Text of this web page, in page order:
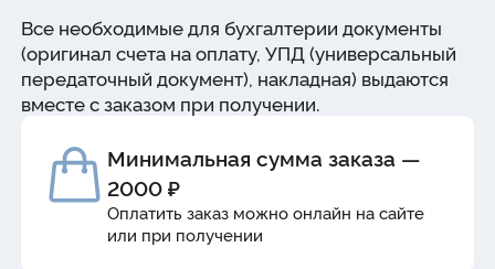
Все необходимые для бухгалтерии документы
(оригинал счета на оплату, УПД (универсальный
передаточный документ), накладная) выдаются
вместе с заказом при получении.
Минимальная сумма заказа —
2000 ₽
Оплатить заказ можно онлайн на сайте
или при получении